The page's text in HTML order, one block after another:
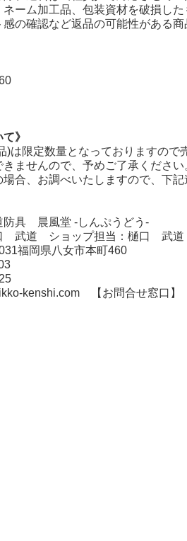
ーム加工品、包装資材を破損し
の確認など返品の可能性がある
》
)は限定数量となっておりますの
ませんので、予めご了承ください
合、お調べいたしますので、下記
具 晨風堂 -しんぷうどう-
武道 ショップ担当：樋口 武道
福岡県八女市本町460
kenshi.com 【お問合せ窓口】